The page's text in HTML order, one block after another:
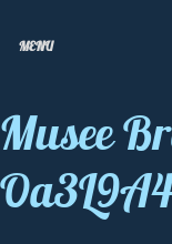
MENU
Musee